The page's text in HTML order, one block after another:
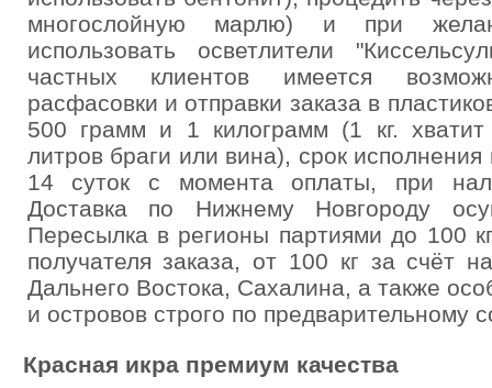
многослойную марлю) и при
использовать осветлители
частных клиентов имеется
расфасовки и отправки заказа в
500 грамм и 1 килограмм (1 кг. хватит
литров браги или вина), срок исполнения
14 суток с момента оплаты, при
Доставка по Нижнему Новгороду
Пересылка в регионы партиями до 100
получателя заказа, от 100 кг за счёт
Дальнего Востока, Сахалина, а также
и островов строго по предварительному
Красная икра премиум качества